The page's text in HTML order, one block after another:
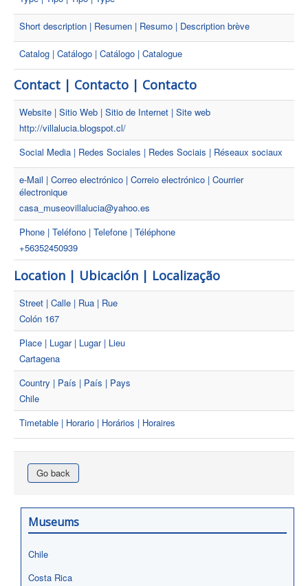
Short description | Resumen | Resumo | Description brève
Catalog | Catálogo | Catálogo | Catalogue
Contact | Contacto | Contacto
Website | Sitio Web | Sitio de Internet | Site web
http://villalucia.blogspot.cl/
Social Media | Redes Sociales | Redes Sociais | Réseaux sociaux
e-Mail | Correo electrónico | Correio electrónico | Courrier
électronique
casa_museovillalucia@yahoo.es
Phone | Teléfono | Telefone | Téléphone
+56352450939
Location | Ubicación | Localização
Street | Calle | Rua | Rue
Colón 167
Place | Lugar | Lugar | Lieu
Cartagena
Country | País | País | Pays
Chile
Timetable | Horario | Horários | Horaires
Go back
Museums
Chile
Costa Rica